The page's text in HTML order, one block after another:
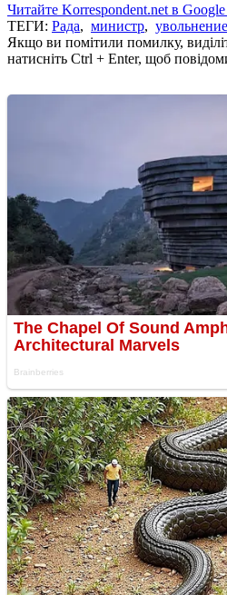
Читайте Korrespondent.net в
ТЕГИ: Рада, министр, увольнение
Якщо ви помітили помилку,
натисніть Ctrl + Enter, щоб